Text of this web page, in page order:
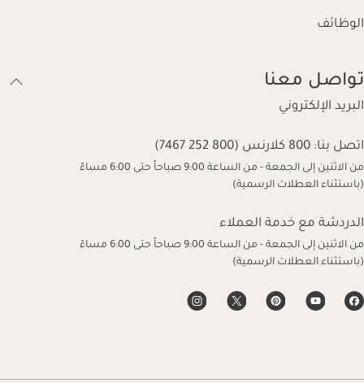
الوظائف
تواصل معنا
البريد الإلكتروني
اتصل بنا: 800 كلارنس (800 252 7467)
من الاثنين إلى الجمعة - من الساعة 9:00 صباحاً حتى 6:00 مساءً
(باستثناء العطلات الرسمية)
الدردشة مع خدمة العملاء
من الاثنين إلى الجمعة - من الساعة 9:00 صباحاً حتى 6:00 مساءً
(باستثناء العطلات الرسمية)